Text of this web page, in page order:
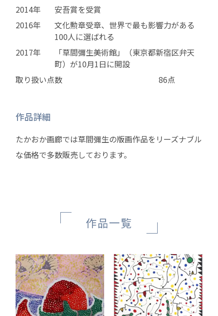
2014年
安吾賞を受賞
2016年
文化勲章受章、世界で最も影響力がある
100人に選ばれる
2017年
「草間彌生美術館」（東京都新宿区弁天
町）が10月1日に開設
取り扱い点数
86点
作品詳細
たかおか画廊では草間彌生の版画作品をリーズナブル
な価格で多数販売しております。
作品一覧